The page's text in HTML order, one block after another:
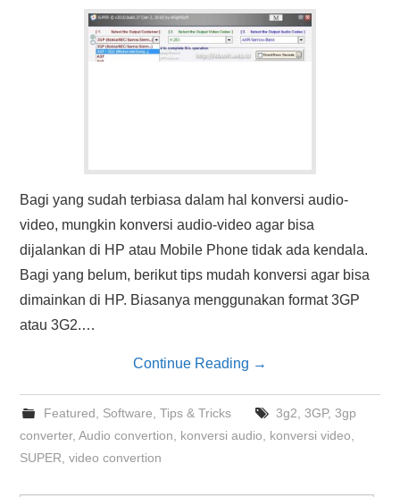
HASIL PENCARIAN
Bagi yang sudah terbiasa dalam hal konversi audio-
video, mungkin konversi audio-video agar bisa
dijalankan di HP atau Mobile Phone tidak ada kendala.
Bagi yang belum, berikut tips mudah konversi agar bisa
dimainkan di HP. Biasanya menggunakan format 3GP
atau 3G2.…
Continue Reading →
Featured Software Tips & Tricks 3g2 3GP, 3gp
converter,Audio convertion konversi audio konversi video
SUPER ,video convertion